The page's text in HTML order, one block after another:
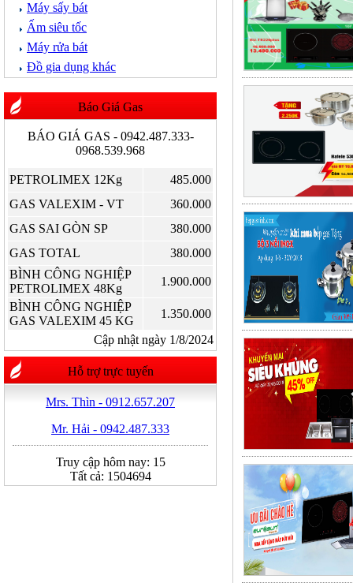
Máy sấy bát
Ấm siêu tốc
Máy rửa bát
Đồ gia dụng khác
Báo Giá Gas
BÁO GIÁ GAS - 0942.487.333-
0968.539.968
PETROLIMEX 12Kg
485.000
GAS VALEXIM - VT
360.000
GAS SAI GÒN SP
380.000
GAS TOTAL
380.000
BÌNH CÔNG NGHIỆP
PETROLIMEX 48Kg
1.900.000
BÌNH CÔNG NGHIỆP
GAS VALEXIM 45 KG
1.350.000
Cập nhật ngày 1/8/2024
Hỗ trợ trực tuyến
Mrs. Thìn - 0912.657.207
Mr. Hải - 0942.487.333
Truy cập hôm nay: 15
Tất cả: 1504694